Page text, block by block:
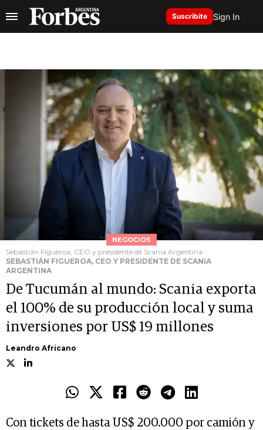
Suscribite Sign In
NEGOCIOS
Sebastián Figueroa, CEO y presidente de Scania Argentina
SEBASTIÁN FIGUEROA, CEO Y PRESIDENTE DE SCANIA
ARGENTINA
De Tucumán al mundo: Scania exporta
el 100% de su producción local y suma
inversiones por US$ 19 millones
Leandro Africano
Con tickets de hasta US$ 200.000 por camión y